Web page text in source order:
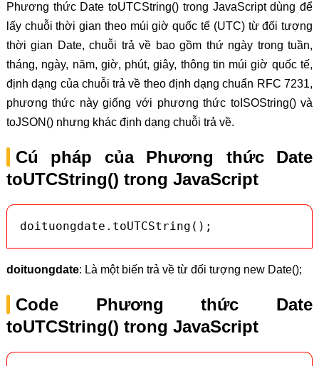
Phương thức Date toUTCString() trong JavaScript dùng để
lấy chuỗi thời gian theo múi giờ quốc tế (UTC) từ đối tượng
thời gian Date, chuỗi trả về bao gồm thứ ngày trong tuần,
tháng, ngày, năm, giờ, phút, giây, thông tin múi giờ quốc tế,
định dạng của chuỗi trả về theo định dạng chuẩn RFC 7231,
phương thức này giống với phương thức toISOString() và
toJSON() nhưng khác định dạng chuỗi trả về.
Cú pháp của Phương thức Date
toUTCString() trong JavaScript
doituongdate.toUTCString();
doituongdate: Là một biến trả về từ đối tượng new Date();
Code Phương thức Date
toUTCString() trong JavaScript